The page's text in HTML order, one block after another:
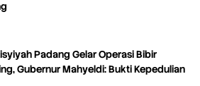
Padang Gelar Operasi Bibir
Gubernur Mahyeldi: Bukti Kepedulian